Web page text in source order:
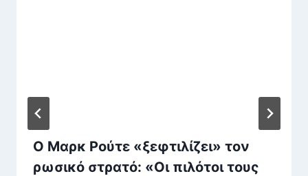
Ο Μαρκ Ρούτε «ξεφτιλίζει» τον
ρωσικό στρατό: «Οι πιλότοι τους